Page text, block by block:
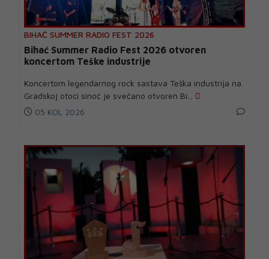
BIHAĆ SUMMER RADIO FEST 2026
Bihać Summer Radio Fest 2026 otvoren
koncertom Teške industrije
Koncertom legendarnog rock sastava Teška industrija na
Gradskoj otoci sinoć je svečano otvoren Bi...
05 KOL 2026